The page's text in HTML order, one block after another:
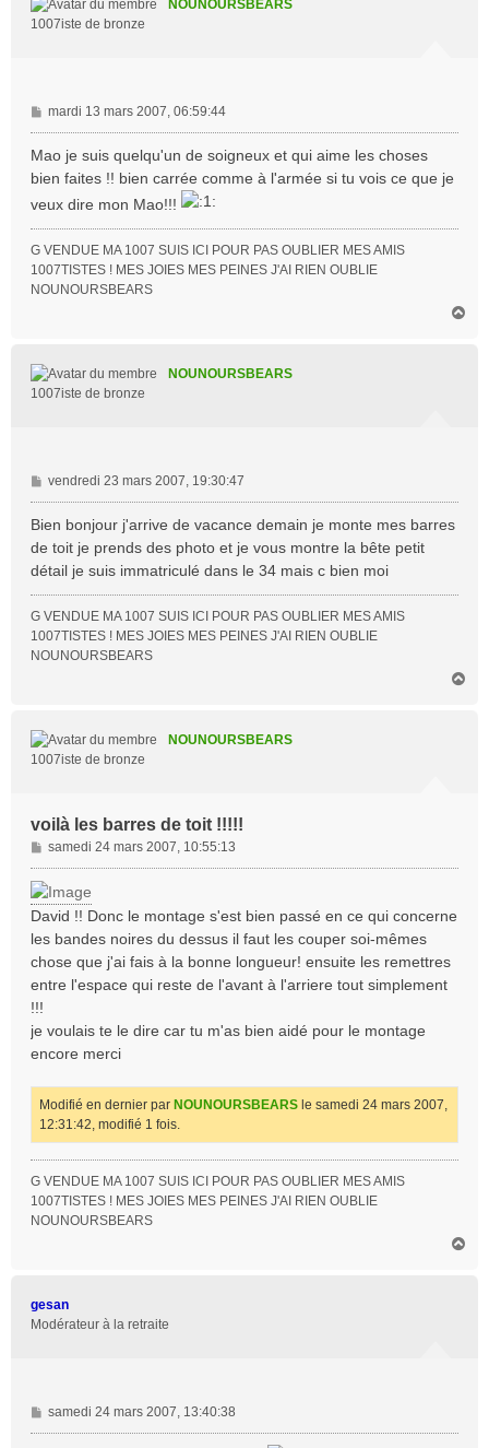
NOUNOURSBEARS
1007iste de bronze
M
e
a
g
e
mardi 13 mars 2007, 06:59:44
Mao je suis quelqu'un de soigneux et qui aime les choses
bien faites !! bien carrée comme à l'armée si tu vois ce que je
veux dire mon Mao!!!
G VENDUE MA 1007 SUIS ICI POUR PAS OUBLIER MES AMIS
1007TISTES ! MES JOIES MES PEINES J'AI RIEN OUBLIE
NOUNOURSBEARS
NOUNOURSBEARS
1007iste de bronze
M
e
s
a
g
e
vendredi 23 mars 2007, 19:30:47
Bien bonjour j'arrive de vacance demain je monte mes barres
de toit je prends des photo et je vous montre la bête petit
détail je suis immatriculé dans le 34 mais c bien moi
G VENDUE MA 1007 SUIS ICI POUR PAS OUBLIER MES AMIS
1007TISTES ! MES JOIES MES PEINES J'AI RIEN OUBLIE
NOUNOURSBEARS
NOUNOURSBEARS
1007iste de bronze
voilà les barres de toit !!!!!
M
e
s
s
a
g
e
samedi 24 mars 2007, 10:55:13
David !! Donc le montage s'est bien passé en ce qui concerne
les bandes noires du dessus il faut les couper soi-mêmes
chose que j'ai fais à la bonne longueur! ensuite les remettres
entre l'espace qui reste de l'avant à l'arriere tout simplement
!!!
je voulais te le dire car tu m'as bien aidé pour le montage
encore merci
Modifié en dernier par NOUNOURSBEARS le samedi 24 mars 2007,
12:31:42, modifié 1 fois.
G VENDUE MA 1007 SUIS ICI POUR PAS OUBLIER MES AMIS
1007TISTES ! MES JOIES MES PEINES J'AI RIEN OUBLIE
NOUNOURSBEARS
gesan
Modérateur à la retraite
M
e
samedi 24 mars 2007, 13:40:38